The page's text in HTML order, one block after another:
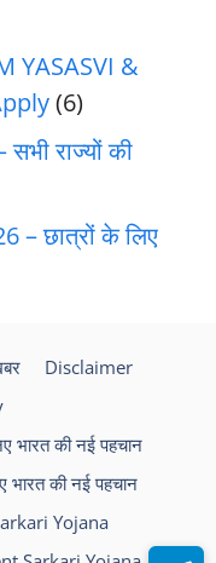
YASASVI &
(6)
राज्यों की
– छात्रों के लिए
Disclaimer
की नई पहचान
की नई पहचान
Yojana